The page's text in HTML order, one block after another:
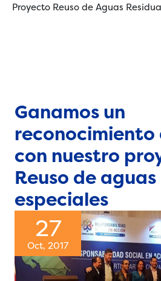
Proyecto Reuso de Aguas
Ganamos un
con nuestro
Reuso de
especiales
27
Oct, 2017